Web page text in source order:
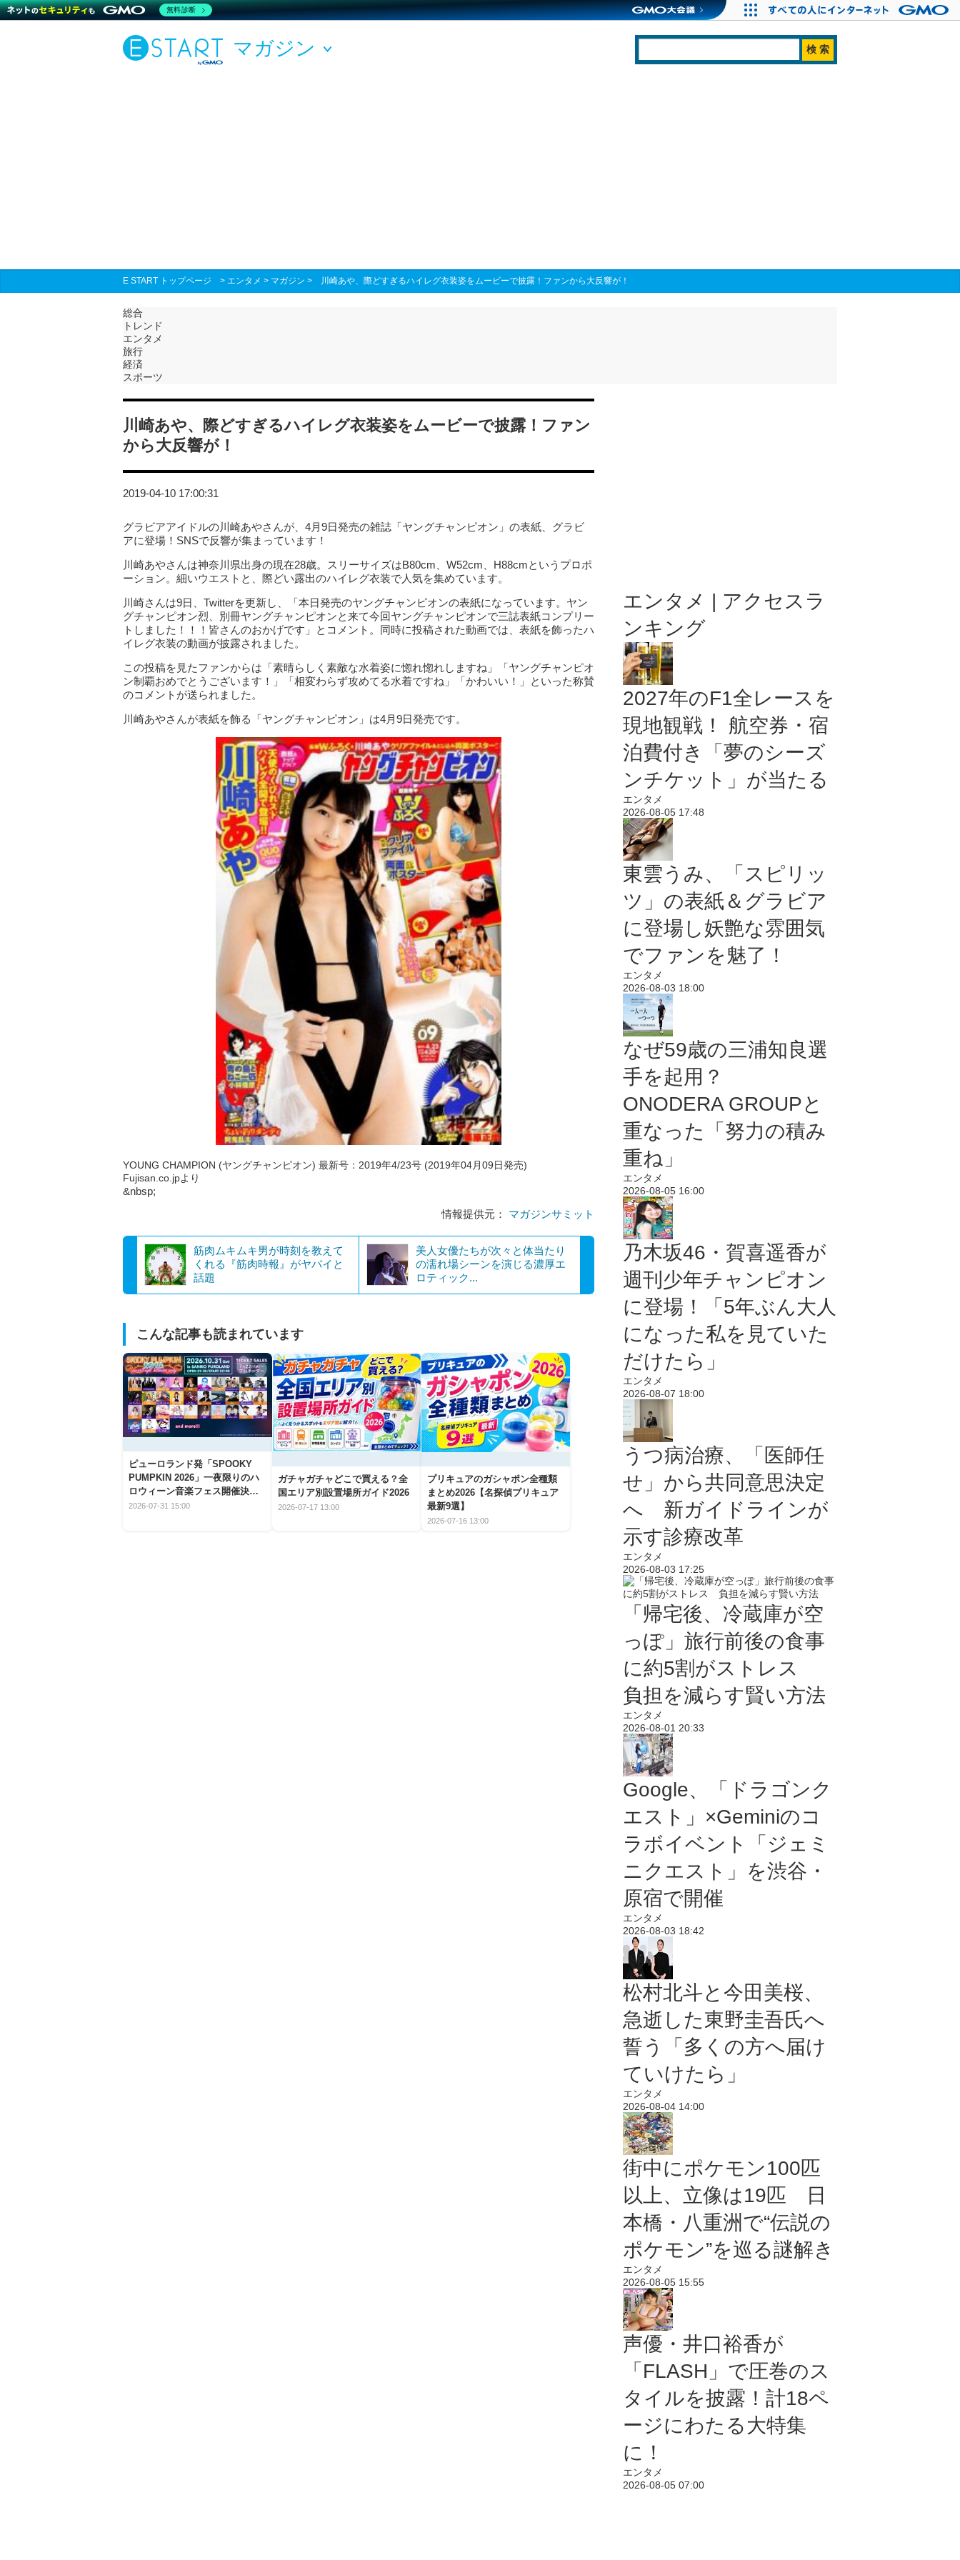
マガジン
E START トップページ > エンタメ > マガジン > 川崎あや、際どすぎるハイレグ衣装姿をムービーで披露！ファンから大反響が！
総合
トレンド
エンタメ
旅行
経済
スポーツ
川崎あや、際どすぎるハイレグ衣装姿をムービーで披露！ファン
から大反響が！
2019-04-10 17:00:31
グラビアアイドルの川崎あやさんが、4月9日発売の雑誌「ヤングチャンピオン」の表紙、グラビ
アに登場！SNSで反響が集まっています！
川崎あやさんは神奈川県出身の現在28歳。スリーサイズはB80cm、W52cm、H88cmというプロポ
ーション。細いウエストと、際どい露出のハイレグ衣装で人気を集めています。
川崎さんは9日、Twitterを更新し、「本日発売のヤングチャンピオンの表紙になっています。ヤン
グチャンピオン烈、別冊ヤングチャンピオンと来て今回ヤングチャンピオンで三誌表紙コンプリー
トしました！！！皆さんのおかげです」とコメント。同時に投稿された動画では、表紙を飾ったハ
イレグ衣装の動画が披露されました。
この投稿を見たファンからは「素晴らしく素敵な水着姿に惚れ惚れしますね」「ヤングチャンピオ
ン制覇おめでとうございます！」「相変わらず攻めてる水着ですね」「かわいい！」といった称賛
のコメントが送られました。
川崎あやさんが表紙を飾る「ヤングチャンピオン」は4月9日発売です。
YOUNG CHAMPION (ヤングチャンピオン) 最新号：2019年4/23号 (2019年04月09日発売)
Fujisan.co.jpより
&nbsp;
情報提供元： マガジンサミット
筋肉ムキムキ男が時刻を教えて
くれる『筋肉時報』がヤバイと
話題
美人女優たちが次々と体当たり
の濡れ場シーンを演じる濃厚エ
ロティック...
こんな記事も読まれています
ピューロランド発「SPOOKY
PUMPKIN 2026」一夜限りのハ
ロウィーン音楽フェス開催決
定！
2026-07-31 15:00
ガチャガチャどこで買える？全
国エリア別設置場所ガイド2026
2026-07-17 13:00
プリキュアのガシャポン全種類
まとめ2026【名探偵プリキュア
最新9選】
2026-07-16 13:00
エンタメ | アクセスラ
ンキング
2027年のF1全レースを
現地観戦！ 航空券・宿
泊費付き「夢のシーズ
ンチケット」が当たる
エンタメ
2026-08-05 17:48
東雲うみ、「スピリッ
ツ」の表紙＆グラビア
に登場し妖艶な雰囲気
でファンを魅了！
エンタメ
2026-08-03 18:00
なぜ59歳の三浦知良選
手を起用？
ONODERA GROUPと
重なった「努力の積み
重ね」
エンタメ
2026-08-05 16:00
乃木坂46・賀喜遥香が
週刊少年チャンピオン
に登場！「5年ぶん大人
になった私を見ていた
だけたら」
エンタメ
2026-08-07 18:00
うつ病治療、「医師任
せ」から共同意思決定
へ 新ガイドラインが
示す診療改革
エンタメ
2026-08-03 17:25
「帰宅後、冷蔵庫が空
っぽ」旅行前後の食事
に約5割がストレス
負担を減らす賢い方法
エンタメ
2026-08-01 20:33
Google、「ドラゴンク
エスト」×Geminiのコ
ラボイベント「ジェミ
ニクエスト」を渋谷・
原宿で開催
エンタメ
2026-08-03 18:42
松村北斗と今田美桜、
急逝した東野圭吾氏へ
誓う「多くの方へ届け
ていけたら」
エンタメ
2026-08-04 14:00
街中にポケモン100匹
以上、立像は19匹 日
本橋・八重洲で“伝説の
ポケモン”を巡る謎解き
エンタメ
2026-08-05 15:55
声優・井口裕香が
「FLASH」で圧巻のス
タイルを披露！計18ペ
ージにわたる大特集
に！
エンタメ
2026-08-05 07:00
無料診断